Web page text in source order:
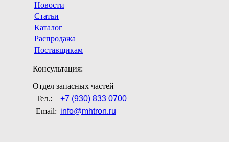
Новости
Статьи
Каталог
Распродажа
Поставщикам
Консультация:
Отдел запасных частей
Тел.:
+7 (930) 833 0700
Email: info@mhtron.ru